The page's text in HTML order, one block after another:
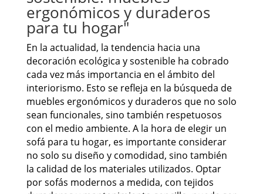
ergonómicos y duraderos
para tu hogar"
En la actualidad, la tendencia hacia una
decoración ecológica y sostenible ha cobrado
cada vez más importancia en el ámbito del
interiorismo. Esto se refleja en la búsqueda de
muebles ergonómicos y duraderos que no solo
sean funcionales, sino también respetuosos
con el medio ambiente. A la hora de elegir un
sofá para tu hogar, es importante considerar
no solo su diseño y comodidad, sino también
la calidad de los materiales utilizados. Optar
por sofás modernos a medida, con tejidos